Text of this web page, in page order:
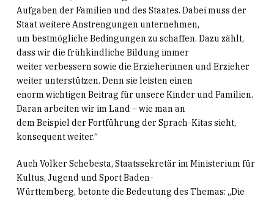
Aufgaben der Familien und des Staates. Dabei muss der
Staat weitere Anstrengungen unternehmen,
um bestmögliche Bedingungen zu schaffen. Dazu zählt,
dass wir die frühkindliche Bildung immer
weiter verbessern sowie die Erzieherinnen und Erzieher
weiter unterstützen. Denn sie leisten einen
enorm wichtigen Beitrag für unsere Kinder und Familien.
Daran arbeiten wir im Land – wie man an
dem Beispiel der Fortführung der Sprach-Kitas sieht,
konsequent weiter.“
Auch Volker Schebesta, Staatssekretär im Ministerium für
Kultus, Jugend und Sport Baden-
Württemberg, betonte die Bedeutung des Themas: „Die